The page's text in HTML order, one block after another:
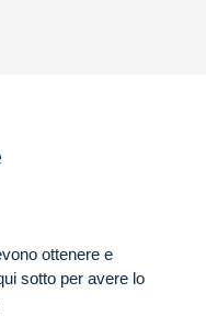
ottenere e
sotto per avere lo